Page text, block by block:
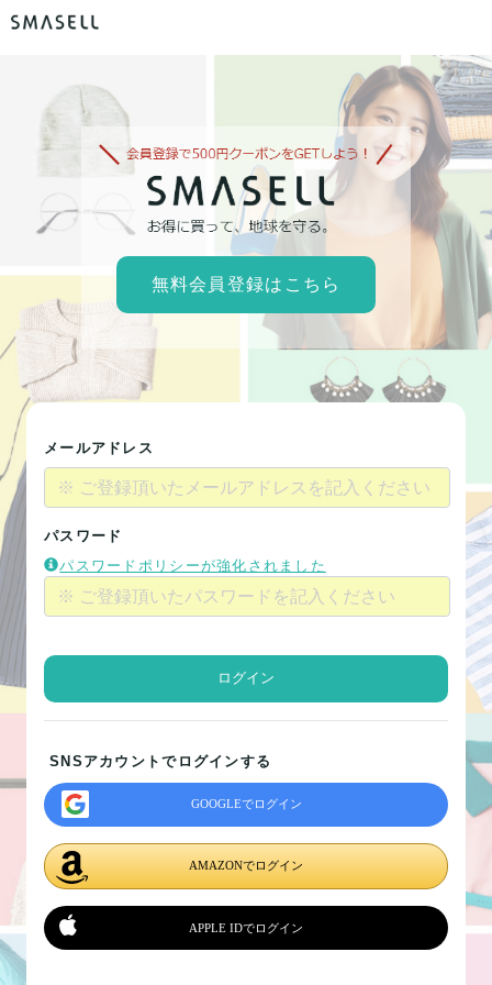
無料会員登録はこちら
メールアドレス
パスワード
パスワードポリシーが強化されました
ログイン
SNSアカウントでログインする
GOOGLEでログイン
AMAZONでログイン
APPLE IDでログイン